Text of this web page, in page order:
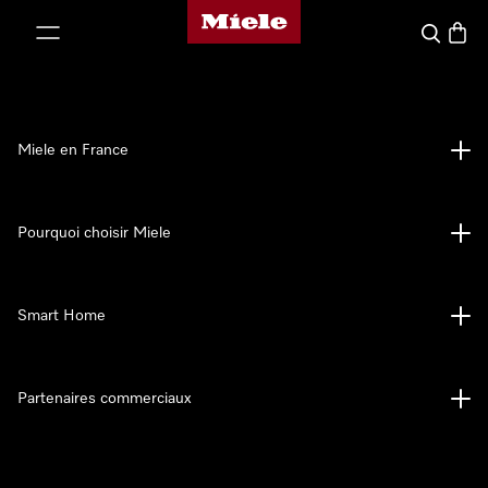
Page d'accueil Miele
Search
Miele en France
Pourquoi choisir Miele
Smart Home
Partenaires commerciaux